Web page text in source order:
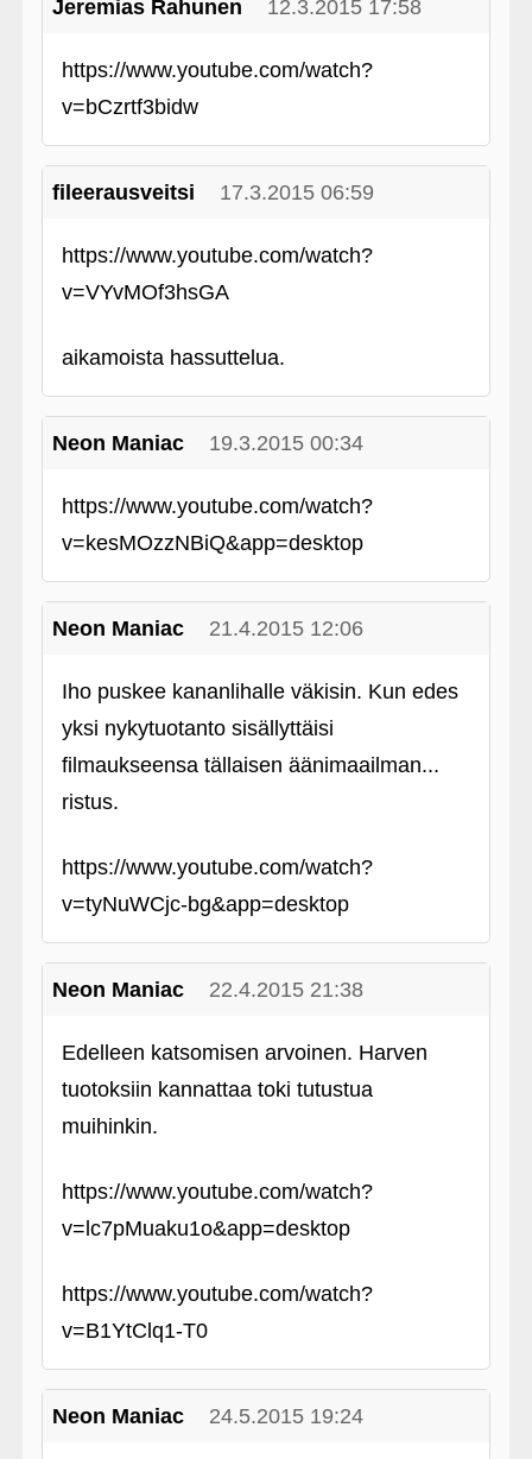
Jeremias Rahunen 12.3.2015 17:58
https://www.youtube.com/watch?
v=bCzrtf3bidw
fileerausveitsi 17.3.2015 06:59
https://www.youtube.com/watch?
v=VYvMOf3hsGA
aikamoista hassuttelua.
Neon Maniac 19.3.2015 00:34
https://www.youtube.com/watch?
v=kesMOzzNBiQ&app=desktop
Neon Maniac 21.4.2015 12:06
Iho puskee kananlihalle väkisin. Kun edes
yksi nykytuotanto sisällyttäisi
filmaukseensa tällaisen äänimaailman...
ristus.
https://www.youtube.com/watch?
v=tyNuWCjc-bg&app=desktop
Neon Maniac 22.4.2015 21:38
Edelleen katsomisen arvoinen. Harven
tuotoksiin kannattaa toki tutustua
muihinkin.
https://www.youtube.com/watch?
v=lc7pMuaku1o&app=desktop
https://www.youtube.com/watch?
v=B1YtClq1-T0
Neon Maniac 24.5.2015 19:24